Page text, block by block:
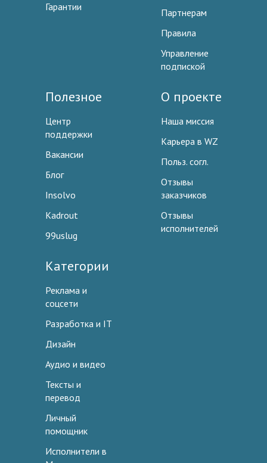
Гарантии
Партнерам
Правила
Управление
подпиской
Полезное
Центр
поддержки
Вакансии
Блог
Insolvo
Kadrout
99uslug
О проекте
Наша миссия
Карьера в WZ
Польз. согл.
Отзывы
заказчиков
Отзывы
исполнителей
Категории
Реклама и
соцсети
Разработка и IT
Дизайн
Аудио и видео
Тексты и
перевод
Личный
помощник
Исполнители в